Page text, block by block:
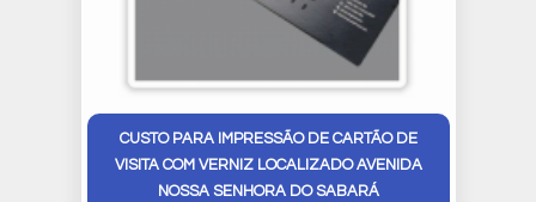
CUSTO PARA IMPRESSÃO DE CARTÃO DE
VISITA COM VERNIZ LOCALIZADO AVENIDA
NOSSA SENHORA DO SABARÁ